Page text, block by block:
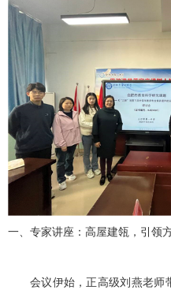
一、专家讲座：高屋建瓴，引领
会议伊始，正高级刘燕老师